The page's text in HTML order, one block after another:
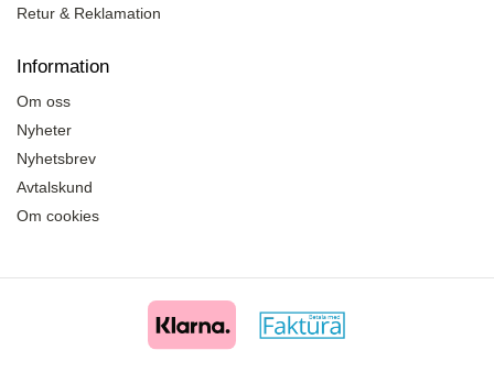
Retur & Reklamation
Information
Om oss
Nyheter
Nyhetsbrev
Avtalskund
Om cookies